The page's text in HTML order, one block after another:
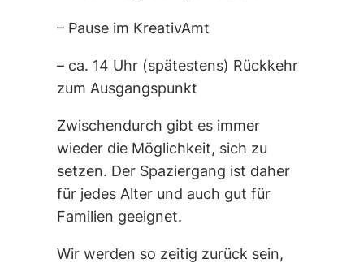
– Pause im KreativAmt
– ca. 14 Uhr (spätestens) Rückkehr
zum Ausgangspunkt
Zwischendurch gibt es immer
wieder die Möglichkeit, sich zu
setzen. Der Spaziergang ist daher
für jedes Alter und auch gut für
Familien geeignet.
Wir werden so zeitig zurück sein,